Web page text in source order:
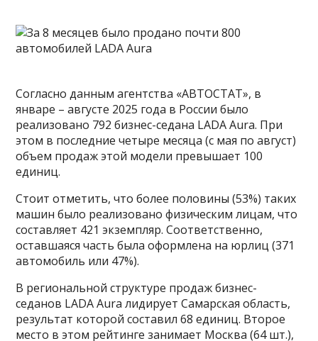
Согласно данным агентства «АВТОСТАТ», в
январе – августе 2025 года в России было
реализовано 792 бизнес-седана LADA Aura. При
этом в последние четыре месяца (с мая по август)
объем продаж этой модели превышает 100
единиц.
Стоит отметить, что более половины (53%) таких
машин было реализовано физическим лицам, что
составляет 421 экземпляр. Соответственно,
оставшаяся часть была оформлена на юрлиц (371
автомобиль или 47%).
В региональной структуре продаж бизнес-
седанов LADA Aura лидирует Самарская область,
результат которой составил 68 единиц. Второе
место в этом рейтинге занимает Москва (64 шт.),